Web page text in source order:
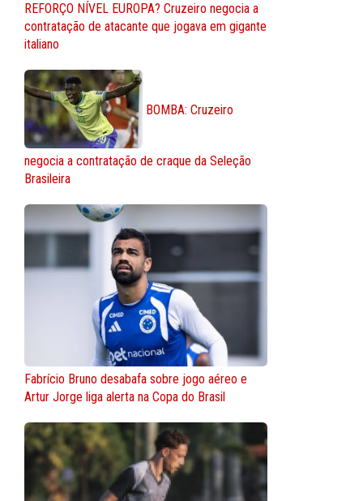
REFORÇO NÍVEL EUROPA? Cruzeiro negocia a
contratação de atacante que jogava em gigante
italiano
BOMBA: Cruzeiro
negocia a contratação de craque da Seleção
Brasileira
Fabrício Bruno desabafa sobre jogo aéreo e
Artur Jorge liga alerta na Copa do Brasil